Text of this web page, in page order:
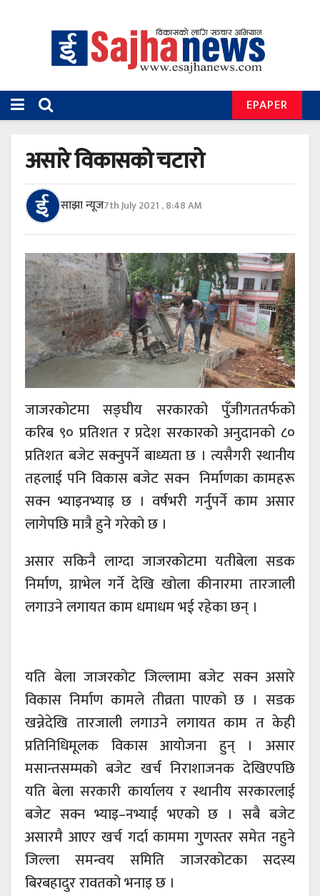
EPAPER
असारे विकासको चटारो
साझा न्यूज7th July 2021 , 8:48 AM
जाजरकोटमा सङ्घीय सरकारको पुँजीगततर्फको
करिब ९० प्रतिशत र प्रदेश सरकारको अनुदानको ८०
प्रतिशत बजेट सक्नुपर्ने बाध्यता छ । त्यसैगरी स्थानीय
तहलाई पनि विकास बजेट सक्न निर्माणका कामहरू
सक्न भ्याइनभ्याइ छ । वर्षभरी गर्नुपर्ने काम असार
लागेपछि मात्रै हुने गरेको छ ।
असार सकिनै लाग्दा जाजरकोटमा यतीबेला सडक
निर्माण, ग्राभेल गर्ने देखि खोला कीनारमा तारजाली
लगाउने लगायत काम धमाधम भई रहेका छन् ।
यति बेला जाजरकोट जिल्लामा बजेट सक्न असारे
विकास निर्माण कामले तीव्रता पाएको छ । सडक
खन्नेदेखि तारजाली लगाउने लगायत काम त केही
प्रतिनिधिमूलक विकास आयोजना हुन् । असार
मसान्तसम्मको बजेट खर्च निराशाजनक देखिएपछि
यति बेला सरकारी कार्यालय र स्थानीय सरकारलाई
बजेट सक्न भ्याइ–नभ्याई भएको छ । सबै बजेट
असारमै आएर खर्च गर्दा काममा गुणस्तर समेत नहुने
जिल्ला समन्वय समिति जाजरकोटका सदस्य
बिरबहादुर रावतको भनाइ छ ।